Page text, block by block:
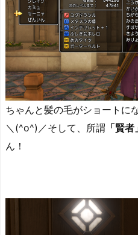
ちゃんと髪の毛がショートに
＼(^o^)／そして、所謂 「賢者
ん！